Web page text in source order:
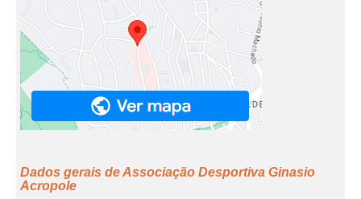
Dados gerais de Associação Desportiva Ginasio
Acropole